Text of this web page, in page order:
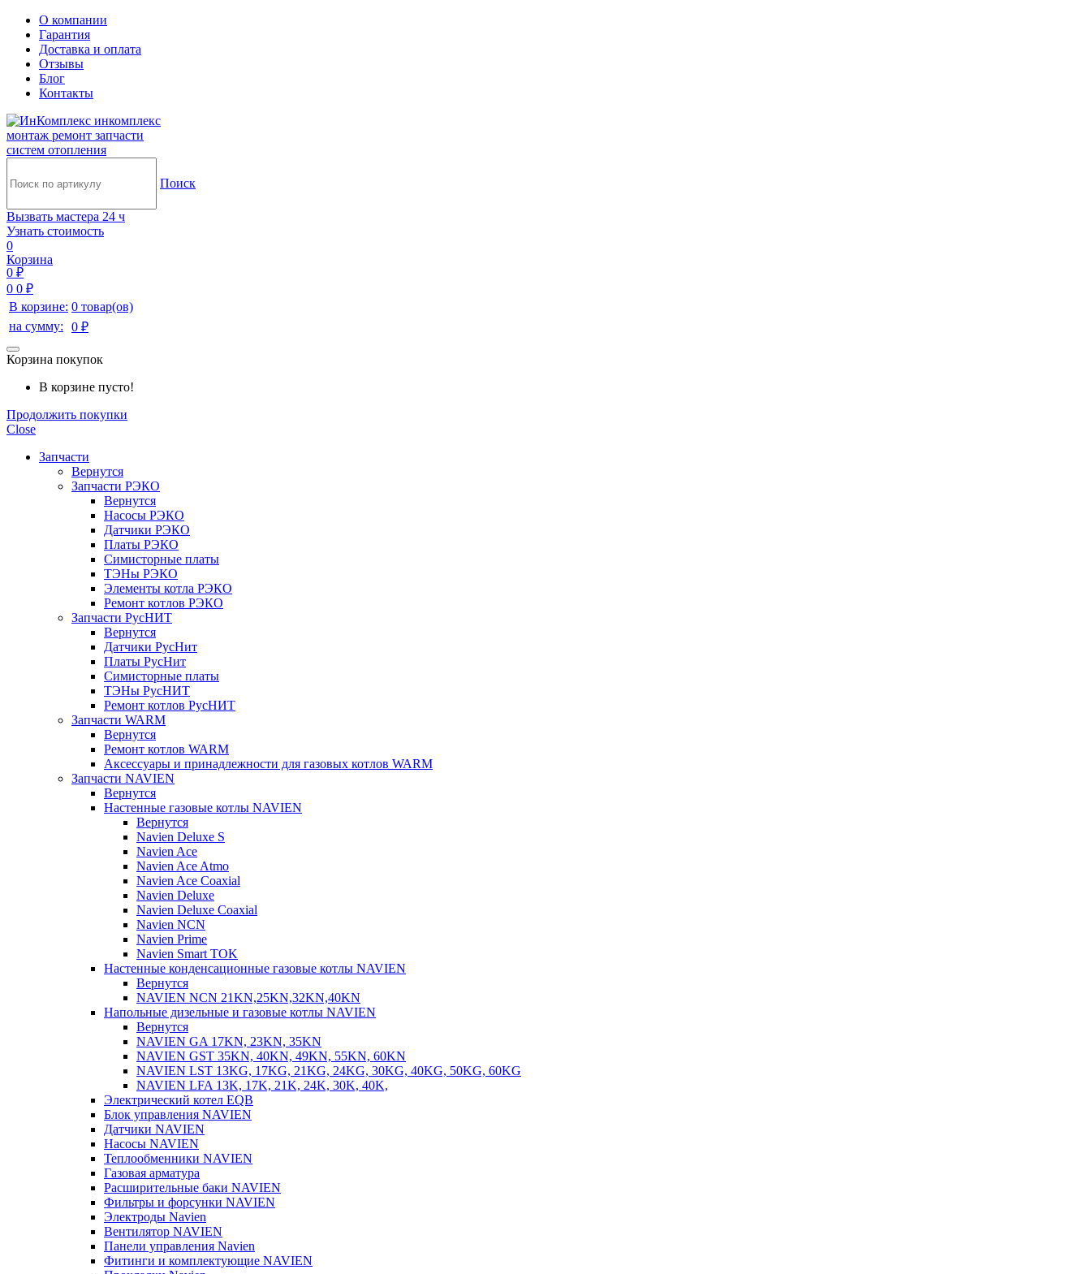
О компании
Гарантия
Доставка и оплата
Отзывы
Блог
Контакты
инкомплекс
монтаж ремонт запчасти
систем отопления
Поиск
Вызвать мастера 24 ч
Узнать стоимость
0
Корзина
0 ₽
0 0 ₽
В корзине: 0 товар(ов)
на сумму:
0 ₽
Корзина покупок
В корзине пусто!
Продолжить покупки
Close
Запчасти
Вернутся
Запчасти РЭКО
Вернутся
Насосы РЭКО
Датчики РЭКО
Платы РЭКО
Симисторные платы
ТЭНы РЭКО
Элементы котла РЭКО
Ремонт котлов РЭКО
Запчасти РусНИТ
Вернутся
Датчики РусНит
Платы РусНит
Симисторные платы
ТЭНы РусНИТ
Ремонт котлов РусНИТ
Запчасти WARM
Вернутся
Ремонт котлов WARM
Аксессуары и принадлежности для газовых котлов WARM
Запчасти NAVIEN
Вернутся
Настенные газовые котлы NAVIEN
Вернутся
Navien Deluxe S
Navien Ace
Navien Ace Atmo
Navien Ace Coaxial
Navien Deluxe
Navien Deluxe Coaxial
Navien NCN
Navien Prime
Navien Smart TOK
Настенные конденсационные газовые котлы NAVIEN
Вернутся
NAVIEN NCN 21KN,25KN,32KN,40KN
Напольные дизельные и газовые котлы NAVIEN
Вернутся
NAVIEN GA 17KN, 23KN, 35KN
NAVIEN GST 35KN, 40KN, 49KN, 55KN, 60KN
NAVIEN LST 13KG, 17KG, 21KG, 24KG, 30KG, 40KG, 50KG, 60KG
NAVIEN LFA 13K, 17K, 21K, 24K, 30K, 40K,
Электрический котел EQB
Блок управления NAVIEN
Датчики NAVIEN
Насосы NAVIEN
Теплообменники NAVIEN
Газовая арматура
Расширительные баки NAVIEN
Фильтры и форсунки NAVIEN
Электроды Navien
Вентилятор NAVIEN
Панели управления Navien
Фитинги и комплектующие NAVIEN